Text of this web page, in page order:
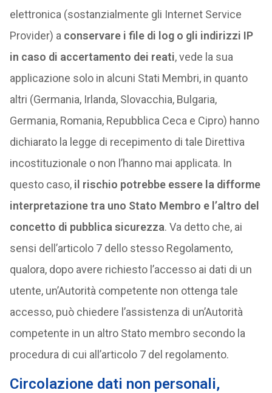
elettronica (sostanzialmente gli Internet Service
Provider) a conservare i file di log o gli indirizzi IP
in caso di accertamento dei reati, vede la sua
applicazione solo in alcuni Stati Membri, in quanto
altri (Germania, Irlanda, Slovacchia, Bulgaria,
Germania, Romania, Repubblica Ceca e Cipro) hanno
dichiarato la legge di recepimento di tale Direttiva
incostituzionale o non l’hanno mai applicata. In
questo caso, il rischio potrebbe essere la difforme
interpretazione tra uno Stato Membro e l’altro del
concetto di pubblica sicurezza. Va detto che, ai
sensi dell’articolo 7 dello stesso Regolamento,
qualora, dopo avere richiesto l’accesso ai dati di un
utente, un’Autorità competente non ottenga tale
accesso, può chiedere l’assistenza di un’Autorità
competente in un altro Stato membro secondo la
procedura di cui all’articolo 7 del regolamento.
Circolazione dati non personali,